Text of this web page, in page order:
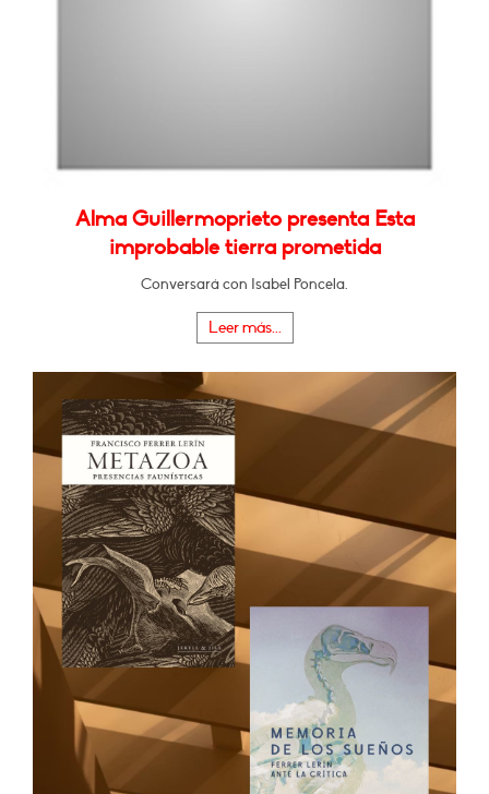
Alma Guillermoprieto presenta Esta
improbable tierra prometida
Conversará con Isabel Poncela.
Leer más...